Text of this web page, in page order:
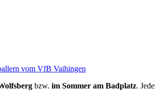
vom VfB Vaihingen
bzw. im Sommer am Badplatz.